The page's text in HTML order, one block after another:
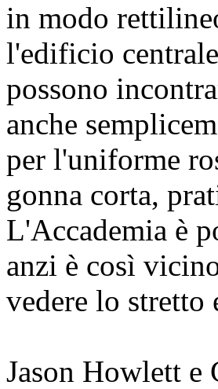
in modo
l'edificio
possono
anche
per l'uniforme
gonna corta,
L'Accademia è
anzi è così
vedere lo
Jason Howlett e